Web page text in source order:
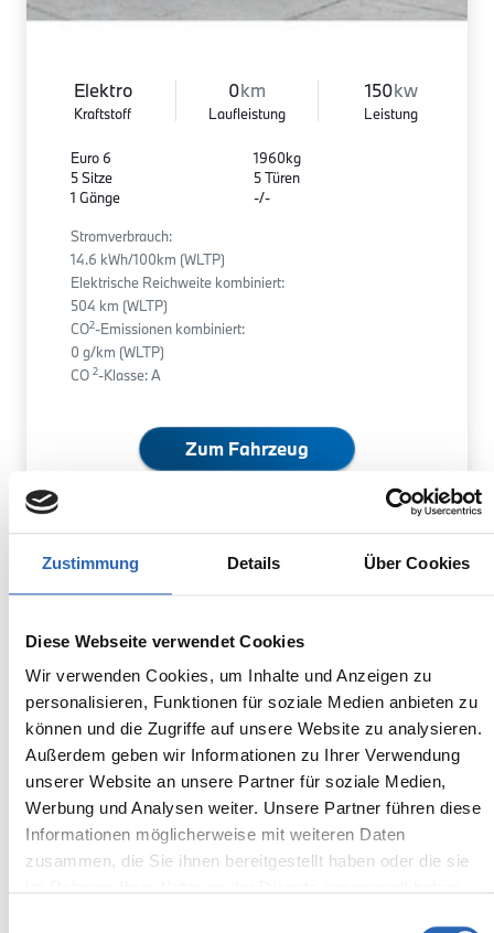
Zustimmung Details Über Cookies
Diese Webseite verwendet Cookies
Wir verwenden Cookies, um Inhalte und Anzeigen zu
personalisieren, Funktionen für soziale Medien anbieten zu
können und die Zugriffe auf unsere Website zu analysieren.
Außerdem geben wir Informationen zu Ihrer Verwendung
unserer Website an unsere Partner für soziale Medien,
Werbung und Analysen weiter. Unsere Partner führen diese
Informationen möglicherweise mit weiteren Daten
zusammen, die Sie ihnen bereitgestellt haben oder die sie
Elektro
Kraftstoff
0km
Laufleistung
150kw
Leistung
Euro 6
5 Sitze
1 Gänge
1960kg
5 Türen
-/-
Stromverbrauch:
14.6 kWh/100km (WLTP)
Elektrische Reichweite kombiniert:
504 km (WLTP)
CO2-Emissionen kombiniert:
0 g/km (WLTP)
CO 2-Klasse: A
Zum Fahrzeug
BMW
X3
39.430,00€